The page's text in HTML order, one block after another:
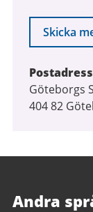
Skicka
Postadress
Göteborgs
404 82
Andra